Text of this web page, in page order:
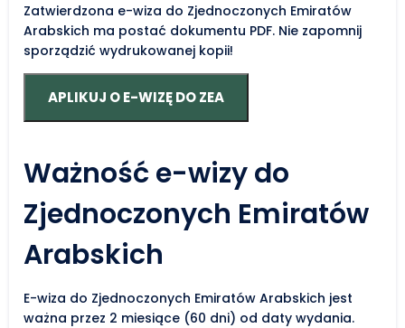
Zatwierdzona e-wiza do Zjednoczonych Emiratów
Arabskich ma postać dokumentu PDF. Nie zapomnij
sporządzić wydrukowanej kopii!
APLIKUJ O E-WIZĘ DO ZEA
Ważność e-wizy do
Zjednoczonych Emiratów
Arabskich
E-wiza do Zjednoczonych Emiratów Arabskich jest
ważna przez 2 miesiące (60 dni) od daty wydania.